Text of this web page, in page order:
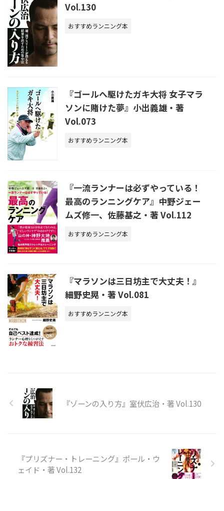
Vol.130
おすすめランニング本
『ゴールへ駆けたガキ大将 女子マラ
ソンに賭けた夢』小出義雄・著
Vol.073
おすすめランニング本
『一流ランナーは必ずやっている！
最高のランニングケア』中野ジェー
ムズ修一、佐藤基之・著 Vol.112
おすすめランニング本
『マラソンは三日坊主で大丈夫！』
細野史晃・著 Vol.081
おすすめランニング本
『ゾーンの入り方』室伏広治・著 Vol.130
『プリズナー・トレーニング』ポール・ウ
ェイド・著 Vol.132